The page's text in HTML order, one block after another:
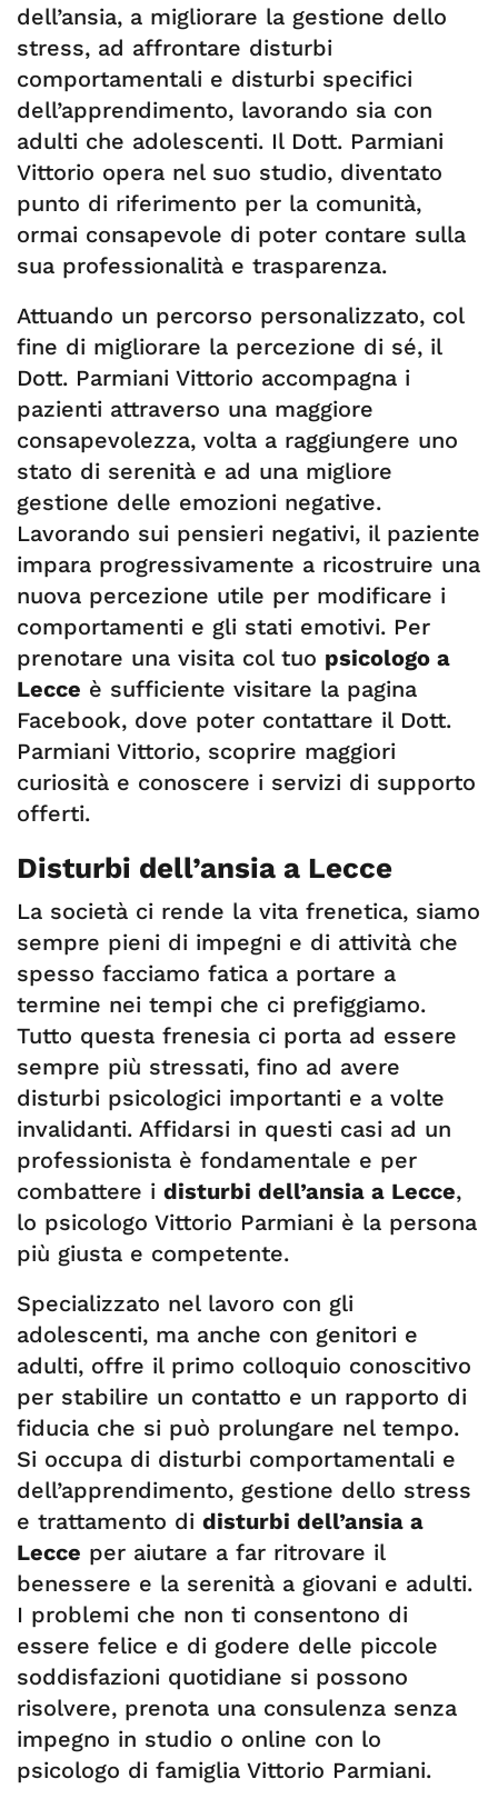
dell’ansia, a migliorare la gestione dello
stress, ad affrontare disturbi
comportamentali e disturbi specifici
dell’apprendimento, lavorando sia con
adulti che adolescenti. Il Dott. Parmiani
Vittorio opera nel suo studio, diventato
punto di riferimento per la comunità,
ormai consapevole di poter contare sulla
sua professionalità e trasparenza.
Attuando un percorso personalizzato, col
fine di migliorare la percezione di sé, il
Dott. Parmiani Vittorio accompagna i
pazienti attraverso una maggiore
consapevolezza, volta a raggiungere uno
stato di serenità e ad una migliore
gestione delle emozioni negative.
Lavorando sui pensieri negativi, il paziente
impara progressivamente a ricostruire una
nuova percezione utile per modificare i
comportamenti e gli stati emotivi. Per
prenotare una visita col tuo psicologo a
Lecce è sufficiente visitare la pagina
Facebook, dove poter contattare il Dott.
Parmiani Vittorio, scoprire maggiori
curiosità e conoscere i servizi di supporto
offerti.
Disturbi dell’ansia a Lecce
La società ci rende la vita frenetica, siamo
sempre pieni di impegni e di attività che
spesso facciamo fatica a portare a
termine nei tempi che ci prefiggiamo.
Tutto questa frenesia ci porta ad essere
sempre più stressati, fino ad avere
disturbi psicologici importanti e a volte
invalidanti. Affidarsi in questi casi ad un
professionista è fondamentale e per
combattere i disturbi dell’ansia a Lecce,
lo psicologo Vittorio Parmiani è la persona
più giusta e competente.
Specializzato nel lavoro con gli
adolescenti, ma anche con genitori e
adulti, offre il primo colloquio conoscitivo
per stabilire un contatto e un rapporto di
fiducia che si può prolungare nel tempo.
Si occupa di disturbi comportamentali e
dell’apprendimento, gestione dello stress
e trattamento di disturbi dell’ansia a
Lecce per aiutare a far ritrovare il
benessere e la serenità a giovani e adulti.
I problemi che non ti consentono di
essere felice e di godere delle piccole
soddisfazioni quotidiane si possono
risolvere, prenota una consulenza senza
impegno in studio o online con lo
psicologo di famiglia Vittorio Parmiani.